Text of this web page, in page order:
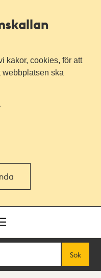
kakor, cookies, för att
webbplatsen ska
Sök